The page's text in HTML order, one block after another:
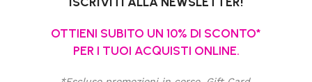
OTTIENI SUBITO UN 10% DI SCONTO*
PER I TUOI ACQUISTI ONLINE.